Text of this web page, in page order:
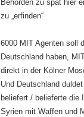
Behörden zu spät hier
zu „erfinden“
6000 MIT Agenten soll
Deutschland haben,
direkt in der Kölner
Und Deutschland
beliefert / belieferte die
Syrien mit Waffen und